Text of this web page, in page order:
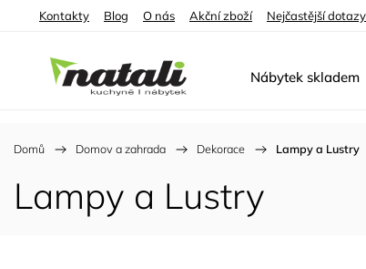
Kontakty Blog O nás Akční zboží Nejčastější dotazy
Nábytek skladem
Domů / Domov a zahrada / Dekorace / Lampy a Lustry
Lampy a Lustry